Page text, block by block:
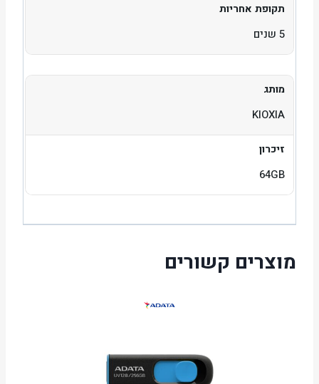
תקופת אחריות
5 שנים
מותג
KIOXIA
זיכרון
64GB
מוצרים קשורים